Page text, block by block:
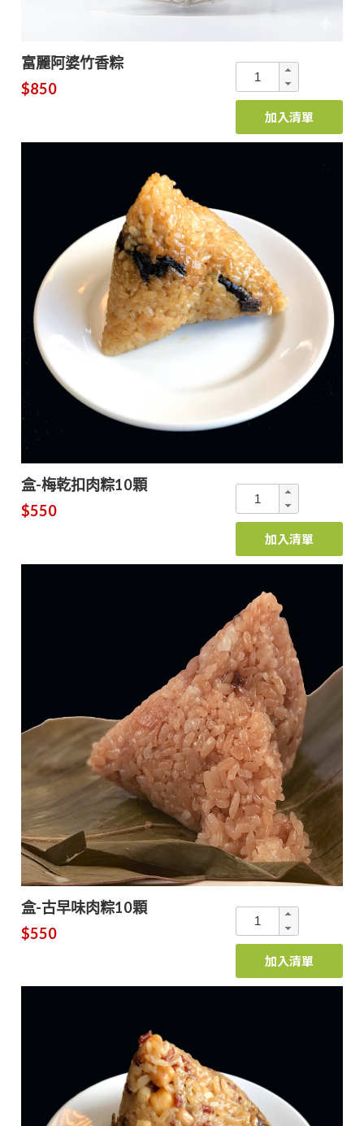
富麗阿婆竹香粽
$850
加入清單
盒-梅乾扣肉粽10顆
$550
加入清單
盒-古早味肉粽10顆
$550
加入清單